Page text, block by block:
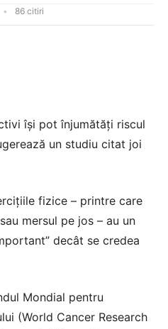
86 citiri
îşi pot înjumătăţi riscul
un studiu citat joi
fizice – printre care
mersul pe jos – au un
decât se credea
Mondial pentru
(World Cancer Research